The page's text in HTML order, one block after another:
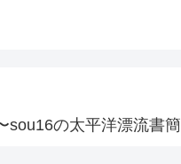
sou16の太平洋漂流書簡